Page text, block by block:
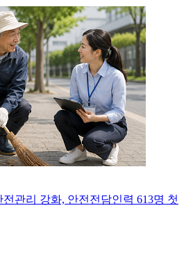
관리 강화, 안전전담인력 613명 첫